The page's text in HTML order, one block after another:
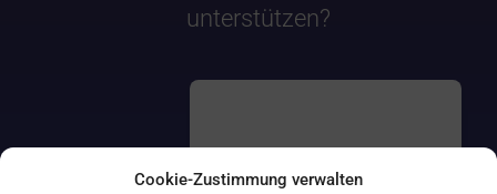
Cookie-Zustimmung verwalten
unterstützen?